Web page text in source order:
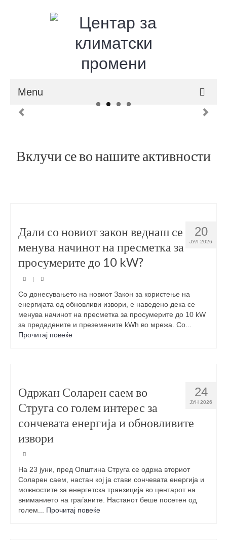
Menu
ПРОЕКТИ
#ПРЕЗЕМИКЛИМАТСКААКЦИЈА
АЛАТКА ЗА ПРОЦЕНКА НА ОДРЖЛИВИ
ПРАКТИКИ
ОПШТИНСКИ ВЕСТИ
Вклучи се во нашите активности
20
ЈУЛ 2026
Дали со новиот закон веднаш се
менува начинот на пресметка за
просумерите до 10 kW?
|
Со донесувањето на новиот Закон за користење на
енергијата од обновливи извори, е наведено дека се
менува начинот на пресметка за просумерите до 10 kW
за предадените и преземените kWh во мрежа. Со...
Прочитај повеќе
24
ЈУН 2026
Одржан Соларен саем во
Струга со голем интерес за
сончевата енергија и обновливите
извори
На 23 јуни, пред Општина Струга се одржа вториот
Соларен саем, настан кој ја стави сончевата енергија и
можностите за енергетска транзиција во центарот на
вниманието на граѓаните. Настанот беше посетен од
голем... Прочитај повеќе